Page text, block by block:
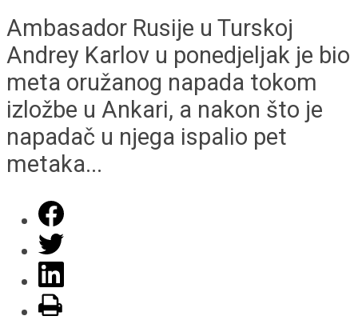
Ambasador Rusije u Turskoj
Andrey Karlov u ponedjeljak je bio
meta oružanog napada tokom
izložbe u Ankari, a nakon što je
napadač u njega ispalio pet
metaka...